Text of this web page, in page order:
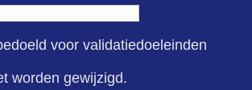
voor validatiedoeleinden
worden gewijzigd.